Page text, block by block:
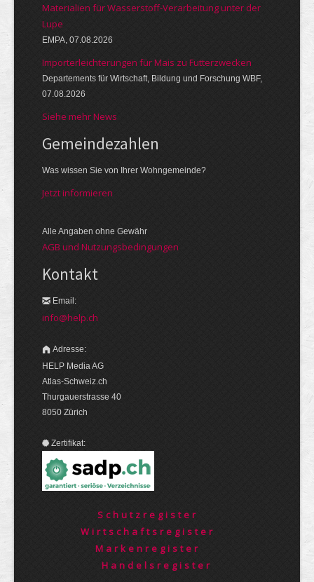
Materialien für Wasserstoff-Verarbeitung unter der
Lupe
EMPA, 07.08.2026
Importerleichterungen für Mais zu Futterzwecken
Departements für Wirtschaft, Bildung und Forschung WBF,
07.08.2026
Siehe mehr News
Gemeinde­zahlen
Was wissen Sie von Ihrer Wohngemeinde?
Jetzt informieren
Alle Angaben ohne Gewähr
AGB und Nutzungsbedingungen
Kontakt
Email:
info@help.ch
Adresse:
HELP Media AG
Atlas-Schweiz.ch
Thurgauerstrasse 40
8050 Zürich
Zertifikat:
Schutzregister
Wirtschaftsregister
Markenregister
Handelsregister